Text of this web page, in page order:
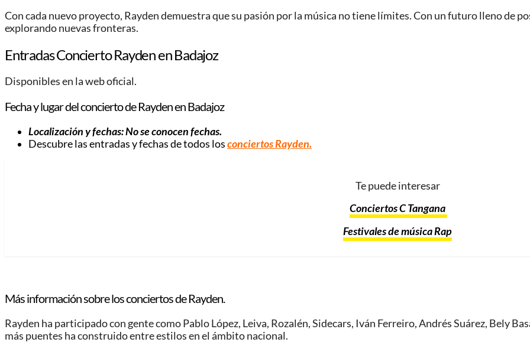
Con cada nuevo proyecto, Rayden demuestra que su pasión por la música no tiene límites. Con un futuro lleno de
explorando nuevas fronteras.
Entradas Concierto Rayden en Badajoz
Disponibles en la web oficial.
Fecha y lugar del concierto de Rayden en Badajoz
Localización y fechas: No se conocen fechas.
Descubre las entradas y fechas de todos losconciertos Rayden.
Te puede interesar
Conciertos C Tangana
Festivales de música Rap
Más información sobre los conciertos de Rayden.
Rayden ha participado con gente como Pablo López, Leiva, Rozalén, Sidecars, Iván Ferreiro, Andrés Suárez, Bely
más puentes ha construido entre estilos en el ámbito nacional.